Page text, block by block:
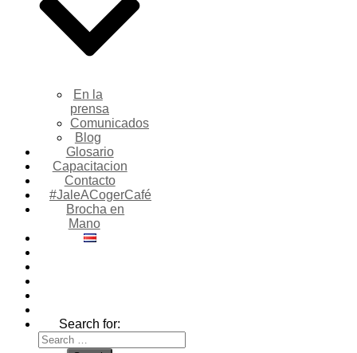
En la
prensa
Comunicados
Blog
Glosario
Capacitacion
Contacto
#JaleACogerCafé
Brocha en
Mano
Search for: